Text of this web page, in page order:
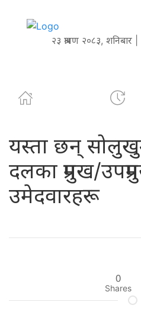
२३ श्रावण २०८३,
यस्ता छन्
दलका प्रमुख/
उमेदवारहरू
0
Shares